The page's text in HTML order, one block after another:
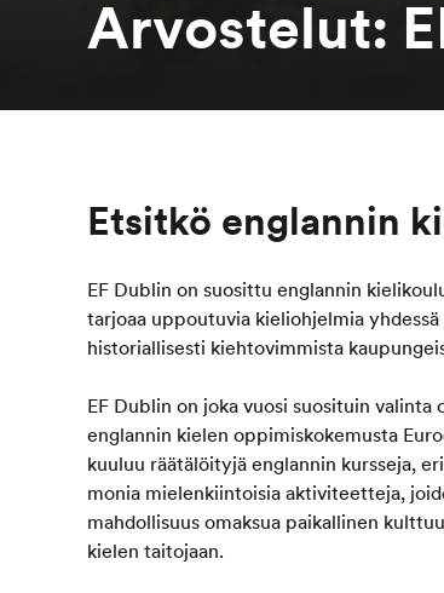
Arvostelut:
Etsitkö englannin
EF Dublin on suosittu englannin
tarjoaa uppoutuvia kieliohjelmia
historiallisesti kiehtovimmista
EF Dublin on joka vuosi suosituin
englannin kielen oppimiskokemusta
kuuluu räätälöityjä englannin kursseja,
monia mielenkiintoisia aktiviteetteja,
mahdollisuus omaksua paikallinen
kielen taitojaan.